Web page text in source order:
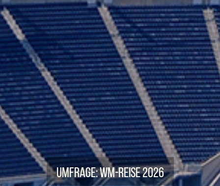
Umfrage: WM-Reise 2026